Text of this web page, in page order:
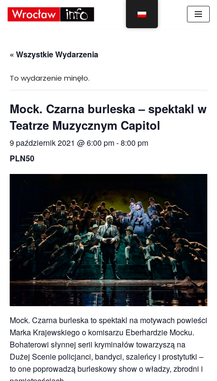
treści
« Wszystkie Wydarzenia
To wydarzenie minęło.
Mock. Czarna burleska – spektakl w
Teatrze Muzycznym Capitol
9 październik 2021 @ 6:00 pm-8:00 pm
PLN50
Mock. Czarna burleska to spektakl na motywach powieści
Marka Krajewskiego o komisarzu Eberhardzie Mocku.
Bohaterowi słynnej serii kryminałów towarzyszą na
Dużej Scenie policjanci, bandyci, szaleńcy i prostytutki –
to one poprowadzą burleskowy show o władzy, zbrodni i